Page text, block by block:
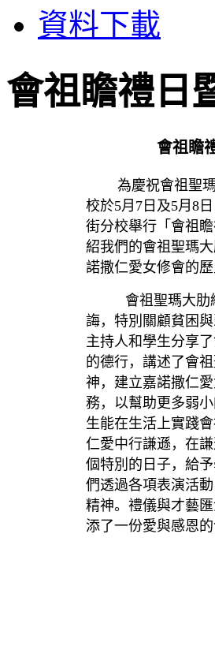
資料下載
會祖瞻禮日
會祖瞻
為慶祝會祖聖
校於5月7日及5月8
街分校舉行「會祖
紹我們的會祖聖瑪
諾撒仁愛女修會的
會祖聖瑪大肋納
誨，特別關顧貧困
主持人和學生分享
的德行，講述了會
神，建立嘉諾撒仁
務，以幫助更多弱
生能在生活上實踐
仁愛中行謙遜，在
個特別的日子，給
們透過各項表演活
精神。禮儀與才藝
添了一份愛與感恩的